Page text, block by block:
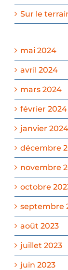
Sur le
mai 2024
avril 2024
mars 2024
février 2024
janvier 2024
décembre
novembre
octobre
septembre
août 2023
juillet 2023
juin 2023